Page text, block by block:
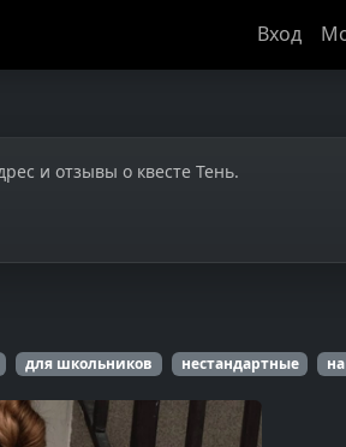
Вход
и отзывы о квесте Тень.
для школьников нестандартные